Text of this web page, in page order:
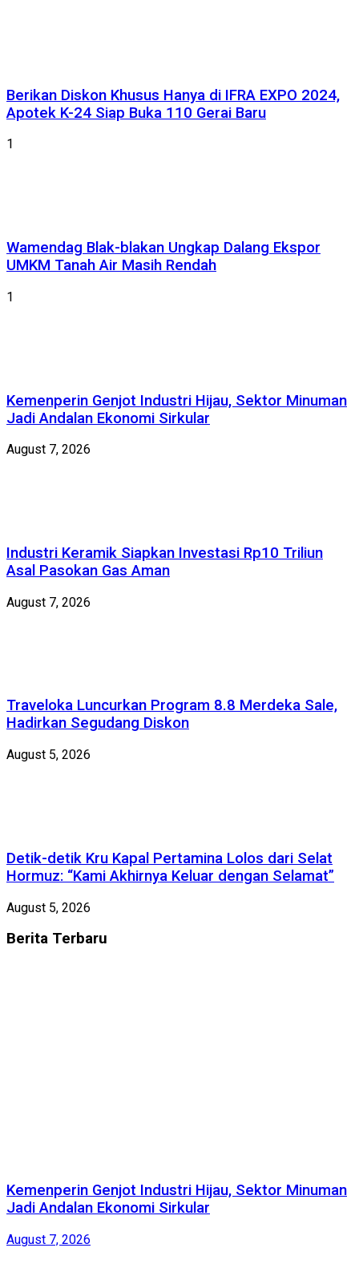
Berikan Diskon Khusus Hanya di IFRA EXPO 2024,
Apotek K-24 Siap Buka 110 Gerai Baru
1
Wamendag Blak-blakan Ungkap Dalang Ekspor
UMKM Tanah Air Masih Rendah
1
Kemenperin Genjot Industri Hijau, Sektor Minuman
Jadi Andalan Ekonomi Sirkular
August 7, 2026
Industri Keramik Siapkan Investasi Rp10 Triliun
Asal Pasokan Gas Aman
August 7, 2026
Traveloka Luncurkan Program 8.8 Merdeka Sale,
Hadirkan Segudang Diskon
August 5, 2026
Detik-detik Kru Kapal Pertamina Lolos dari Selat
Hormuz: “Kami Akhirnya Keluar dengan Selamat”
August 5, 2026
Berita Terbaru
Kemenperin Genjot Industri Hijau, Sektor Minuman
Jadi Andalan Ekonomi Sirkular
August 7, 2026